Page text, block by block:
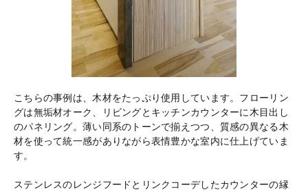
こちらの事例は、木材をたっぷり使用しています。フローリン
グは無垢材オーク、リビングとキッチンカウンターに木目出し
のパネリング。薄い同系のトーンで揃えつつ、質感の異なる木
材を使って統一感がありながら表情豊かな室内に仕上げていま
す。
ステンレスのレンジフードとリンクコーデしたカウンターの縁